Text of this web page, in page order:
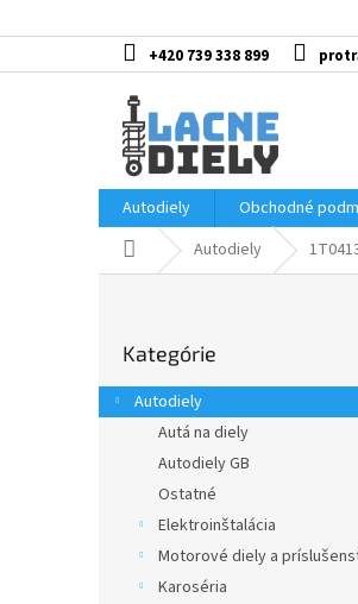
na
+420 739 338 899
Autodiely Obchodné
DomovAutodiely
ý
p
kategórie
Kategórie
Autodiely
Autá na diely
Autodiely GB
Ostatné
Elektroinštalácia
Motorové diely a
Karoséria